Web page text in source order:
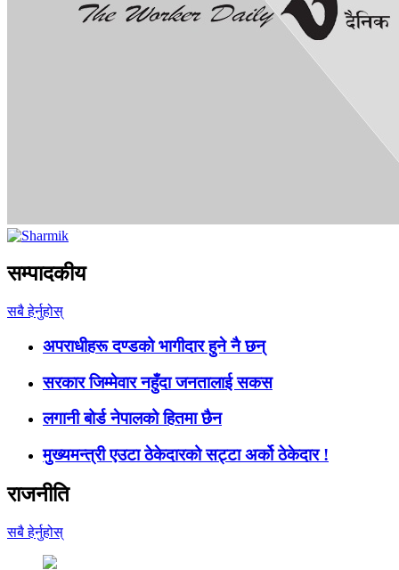
सम्पादकीय
सबै हेर्नुहोस्
अपराधीहरू दण्डको भागीदार हुने नै छन्
सरकार जिम्मेवार नहुँदा जनतालाई सकस
लगानी बोर्ड नेपालको हितमा छैन
मुख्यमन्त्री एउटा ठेकेदारको सट्टा अर्को ठेकेदार !
राजनीति
सबै हेर्नुहोस्